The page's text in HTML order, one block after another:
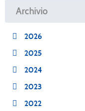
Archivio
2026
2025
2024
2023
2022